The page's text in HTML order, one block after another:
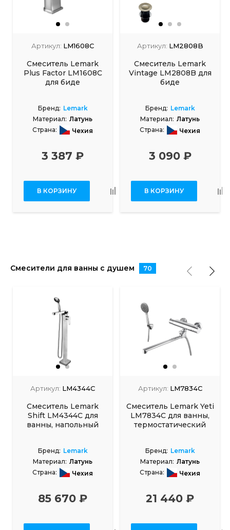
Артикул: LM1608C
Смеситель Lemark
Plus Factor LM1608C
для биде
Бренд: Lemark
Материал: Латунь
Страна:
Чехия
3 387 ₽
В КОРЗИНУ
Артикул: LM2808B
Смеситель Lemark
Vintage LM2808B для
биде
Бренд: Lemark
Материал: Латунь
Страна:
Чехия
3 090 ₽
В КОРЗИНУ
Смесители для ванны с душем 70
Артикул: LM4344C
Смеситель Lemark
Shift LM4344C для
ванны, напольный
Бренд: Lemark
Материал: Латунь
Страна:
Чехия
85 670 ₽
Артикул: LM7834C
Смеситель Lemark Yeti
LM7834C для ванны,
термостатический
Бренд: Lemark
Материал: Латунь
Страна:
Чехия
21 440 ₽